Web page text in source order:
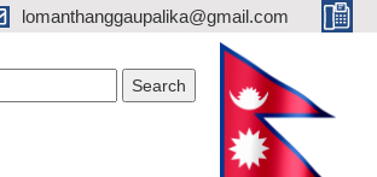
lomanthanggaupalika@gmail.com